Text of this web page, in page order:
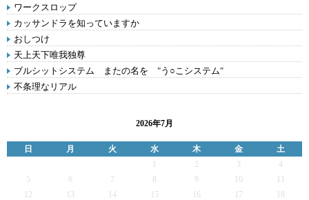
ワークスロップ
カッサンドラを知っていますか
おしつけ
天上天下唯我独尊
ブルシットシステム またの名を "う○こシステム"
不条理なリアル
2026年7月
日 月 火 水 木 金
土
2 3
4
5
6 7 9
12
13 14 15 16 17